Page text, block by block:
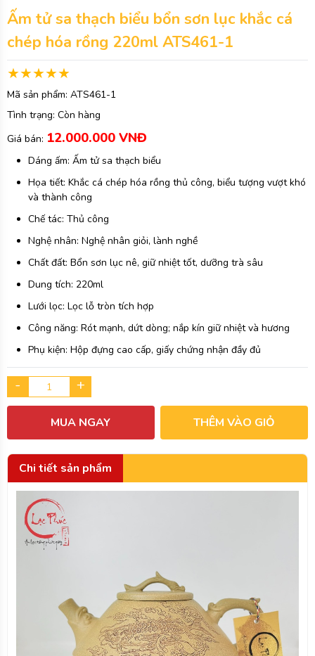
Ấm tử sa thạch biểu bổn sơn lục khắc cá
chép hóa rồng 220ml ATS461-1
Mã sản phẩm: ATS461-1
Tình trạng: Còn hàng
Giá bán: 12.000.000 VNĐ
Dáng ấm: Ấm tử sa thạch biểu
Họa tiết: Khắc cá chép hóa rồng thủ công, biểu tượng vượt khó
và thành công
Chế tác: Thủ công
Nghệ nhân: Nghệ nhân giỏi, lành nghề
Chất đất: Bổn sơn lục nê, giữ nhiệt tốt, dưỡng trà sâu
Dung tích: 220ml
Lưới lọc: Lọc lỗ tròn tích hợp
Công năng: Rót mạnh, dứt dòng; nắp kín giữ nhiệt và hương
Phụ kiện: Hộp đựng cao cấp, giấy chứng nhận đầy đủ
- +
MUA NGAY THÊM VÀO GIỎ
Chi tiết sản phẩm